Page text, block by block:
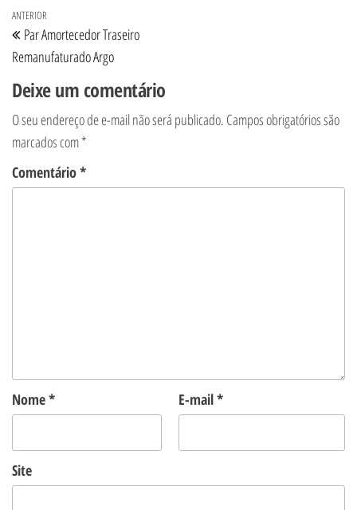
Navegação de Post
Post anterior
ANTERIOR
Par Amortecedor Traseiro
Remanufaturado Argo
Deixe um comentário
O seu endereço de e-mail não será publicado. Campos obrigatórios são
marcados com*
Comentário*
Nome* E-mail*
Site